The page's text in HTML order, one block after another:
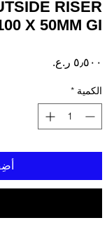
RISER
X 50MM GI
الكمية *